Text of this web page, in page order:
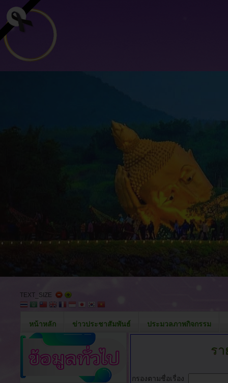
TEXT_SIZE
หน้าหลัก ข่าวประชาสัมพันธ์ ประมวลภาพกิจกรรม
ร
กรองตามชื่อเรื่อง